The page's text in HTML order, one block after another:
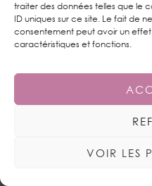
traiter des données telles que le
ID uniques sur ce site. Le fait de
consentement peut avoir un
caractéristiques et fonctions.
VOIR LES
RDV BEAUTÉ : LES